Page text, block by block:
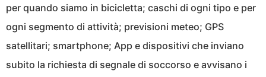
per quando siamo in bicicletta; caschi di ogni tipo e per
ogni segmento di attività; previsioni meteo; GPS
satellitari; smartphone; App e dispositivi che inviano
subito la richiesta di segnale di soccorso e avvisano i